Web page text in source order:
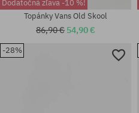
Dostupné veľkosti:
36.5; 37; 38; 38.5; 39; 40; 40.5;
Dodatočná zľava -10 %!
Topánky Vans Old Skool
86,90 € 54,90 €
-28%